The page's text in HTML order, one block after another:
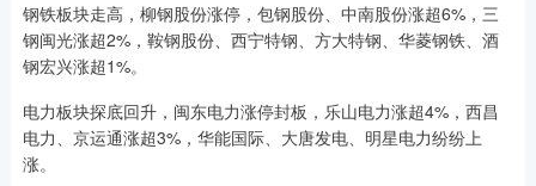
钢铁板块走高，柳钢股份涨停，包钢股份、中南股份涨超6%，三
钢闽光涨超2%，鞍钢股份、西宁特钢、方大特钢、华菱钢铁、酒
钢宏兴涨超1%。
电力板块探底回升，闽东电力涨停封板，乐山电力涨超4%，西昌
电力、京运通涨超3%，华能国际、大唐发电、明星电力纷纷上
涨。